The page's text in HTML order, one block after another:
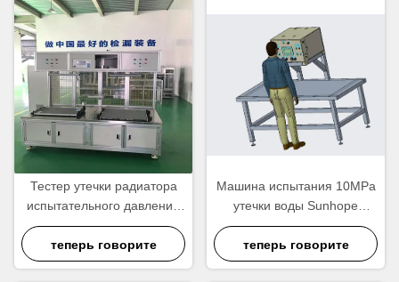
Тестер утечки радиатора
испытательного давления
AC220V, тестер воздушной
течи
воздухонепроницаемый
теперь говорите
Машина испытания 10MPa
утечки воды Sunhope
комнатной температуры
теперь говорите